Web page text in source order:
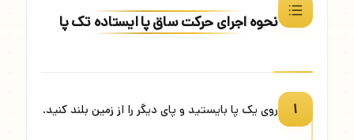
نحوه اجرای حرکت ساق پا ایستاده تک پا
۱ روی یک پا بایستید و پای دیگر را از زمین بلند کنید.